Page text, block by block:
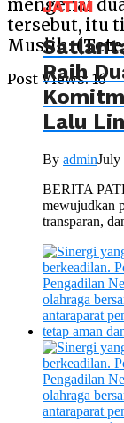
mengenai
tersebut, itu
Muslih.
Post Views: 16
JATIM
Raih
Lalu
By adminJuly
BERITA
mewujudkan
transparan,